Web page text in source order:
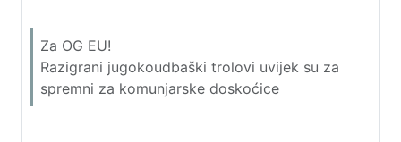
Za OG EU!
Razigrani jugokoudbaški trolovi uvijek su za
spremni za komunjarske doskoćice